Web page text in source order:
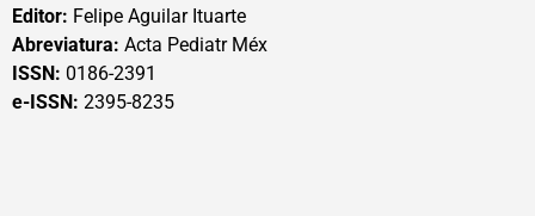
Editor: Felipe Aguilar Ituarte
Abreviatura: Acta Pediatr Méx
ISSN: 0186-2391
e-ISSN: 2395-8235